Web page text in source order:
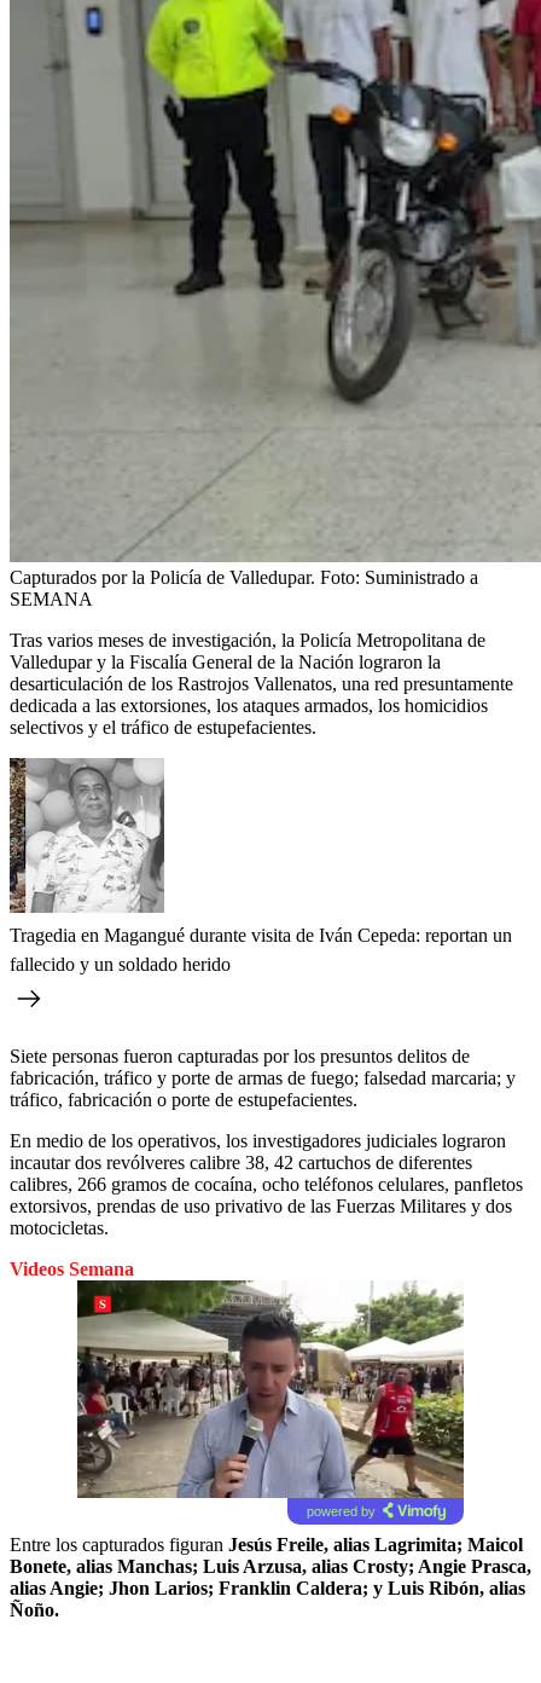
Capturados por la Policía de Valledupar. Foto: Suministrado a
SEMANA
Tras varios meses de investigación, la Policía Metropolitana de
Valledupar y la Fiscalía General de la Nación lograron la
desarticulación de los Rastrojos Vallenatos, una red presuntamente
dedicada a las extorsiones, los ataques armados, los homicidios
selectivos y el tráfico de estupefacientes.
Tragedia en Magangué durante visita de Iván Cepeda: reportan un
fallecido y un soldado herido
Siete personas fueron capturadas por los presuntos delitos de
fabricación, tráfico y porte de armas de fuego; falsedad marcaria; y
tráfico, fabricación o porte de estupefacientes.
En medio de los operativos, los investigadores judiciales lograron
incautar dos revólveres calibre 38, 42 cartuchos de diferentes
calibres, 266 gramos de cocaína, ocho teléfonos celulares, panfletos
extorsivos, prendas de uso privativo de las Fuerzas Militares y dos
motocicletas.
Videos Semana
powered by
Entre los capturados figuran Jesús Freile, alias Lagrimita; Maicol
Bonete, alias Manchas; Luis Arzusa, alias Crosty; Angie Prasca,
alias Angie; Jhon Larios; Franklin Caldera; y Luis Ribón, alias
Ñoño.